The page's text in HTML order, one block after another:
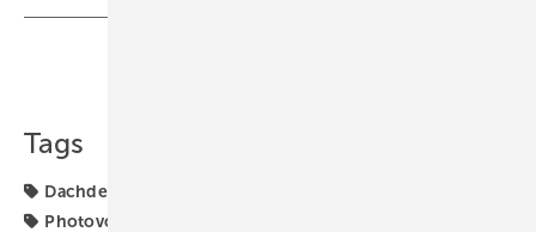
Tags
Dachdecker
Photovoltaik